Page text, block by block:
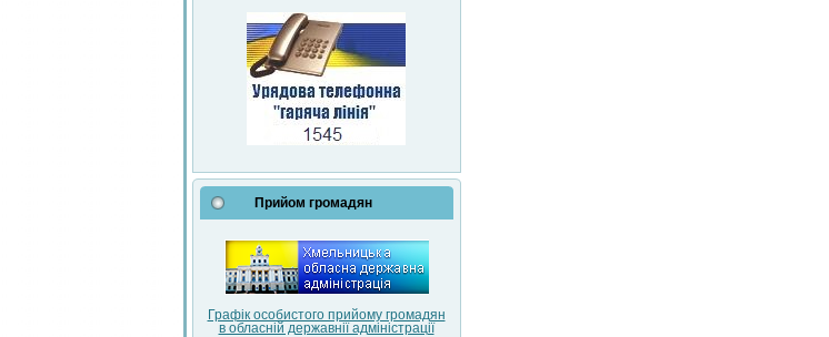
Прийом громадян
Графік особистого прийому громадян
в обласній державнії адміністрації